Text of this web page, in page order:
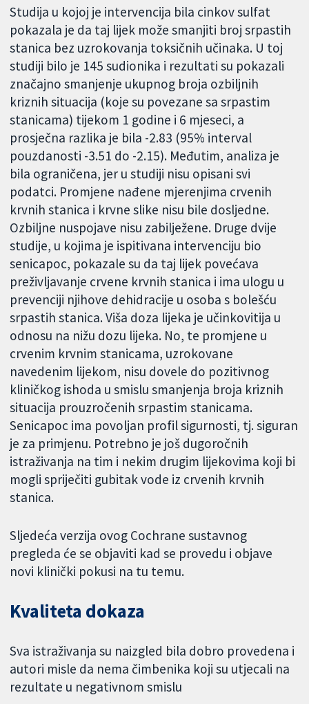
Studija u kojoj je intervencija bila cinkov sulfat
pokazala je da taj lijek može smanjiti broj srpastih
stanica bez uzrokovanja toksičnih učinaka. U toj
studiji bilo je 145 sudionika i rezultati su pokazali
značajno smanjenje ukupnog broja ozbiljnih
kriznih situacija (koje su povezane sa srpastim
stanicama) tijekom 1 godine i 6 mjeseci, a
prosječna razlika je bila -2.83 (95% interval
pouzdanosti -3.51 do -2.15). Međutim, analiza je
bila ograničena, jer u studiji nisu opisani svi
podatci. Promjene nađene mjerenjima crvenih
krvnih stanica i krvne slike nisu bile dosljedne.
Ozbiljne nuspojave nisu zabilježene. Druge dvije
studije, u kojima je ispitivana intervenciju bio
senicapoc, pokazale su da taj lijek povećava
preživljavanje crvene krvnih stanica i ima ulogu u
prevenciji njihove dehidracije u osoba s bolešću
srpastih stanica. Viša doza lijeka je učinkovitija u
odnosu na nižu dozu lijeka. No, te promjene u
crvenim krvnim stanicama, uzrokovane
navedenim lijekom, nisu dovele do pozitivnog
kliničkog ishoda u smislu smanjenja broja kriznih
situacija prouzročenih srpastim stanicama.
Senicapoc ima povoljan profil sigurnosti, tj. siguran
je za primjenu. Potrebno je još dugoročnih
istraživanja na tim i nekim drugim lijekovima koji bi
mogli spriječiti gubitak vode iz crvenih krvnih
stanica.
Sljedeća verzija ovog Cochrane sustavnog
pregleda će se objaviti kad se provedu i objave
novi klinički pokusi na tu temu.
Kvaliteta dokaza
Sva istraživanja su naizgled bila dobro provedena i
autori misle da nema čimbenika koji su utjecali na
rezultate u negativnom smislu